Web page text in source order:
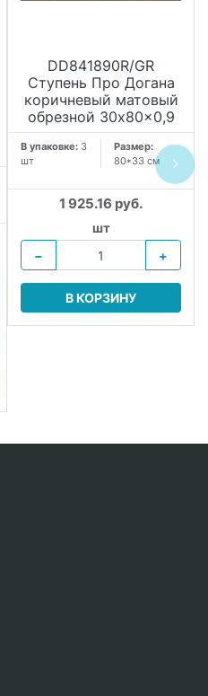
DD841890R/GR
Ступень Про Догана
коричневый матовый
обрезной 30x80x0,9
В упаковке: 3
шт
Размер:
80*33 см
1 925.16 руб.
шт
−
+
В КОРЗИНУ